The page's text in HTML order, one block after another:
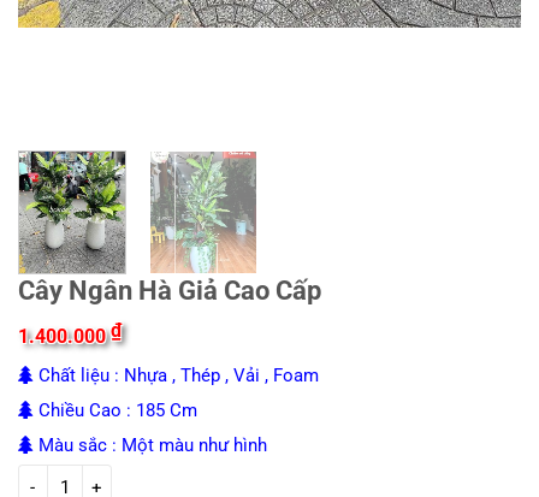
Cây Ngân Hà Giả Cao Cấp
1.400.000₫
Chất liệu : Nhựa , Thép , Vải , Foam
Chiều Cao : 185 Cm
Màu sắc : Một màu như hình
Cây Ngân Hà Giả Cao Cấp số lượng